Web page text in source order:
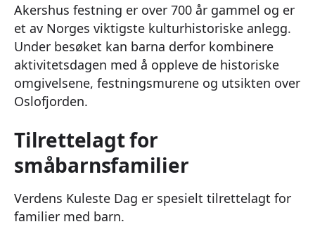
Akershus festning er over 700 år gammel og er
et av Norges viktigste kulturhistoriske anlegg.
Under besøket kan barna derfor kombinere
aktivitetsdagen med å oppleve de historiske
omgivelsene, festningsmurene og utsikten over
Oslofjorden.
Tilrettelagt for
småbarnsfamilier
Verdens Kuleste Dag er spesielt tilrettelagt for
familier med barn.